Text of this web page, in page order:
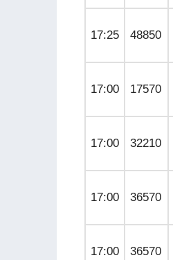
17:25 48850
17:00 17570
17:00 32210
17:00 36570
17:00 36570